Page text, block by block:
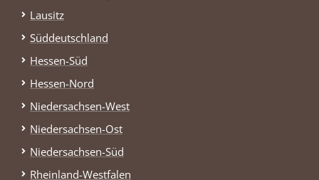
Lausitz
Süddeutschland
Hessen-Süd
Hessen-Nord
Niedersachsen-West
Niedersachsen-Ost
Niedersachsen-Süd
Rheinland-Westfalen